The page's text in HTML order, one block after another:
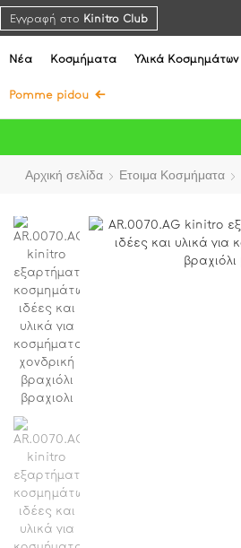
Εγγραφή στο Kinitro Club
Νέα Κοσμήματα Υλικά Κοσμημάτων
Pomme pidou
Αρχική σελίδα Ετοιμα Κοσμήματα